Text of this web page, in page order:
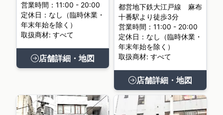
営業時間：11:00 - 20:00
定休日：なし（臨時休業・
年末年始を除く）
取扱商材: すべて
店舗詳細・地図
都営地下鉄大江戸線 麻布
十番駅より徒歩3分
営業時間：11:00 - 20:00
定休日：なし（臨時休業・
年末年始を除く）
取扱商材: すべて
店舗詳細・地図